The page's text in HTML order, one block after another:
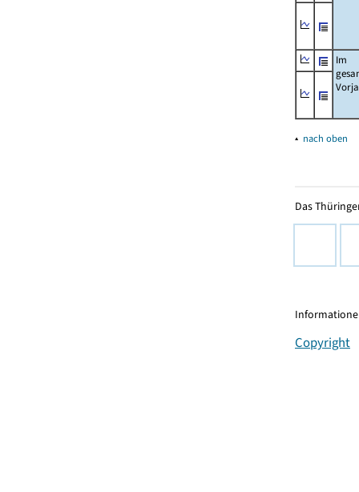
Im
▴ nach oben
Das
Copyright